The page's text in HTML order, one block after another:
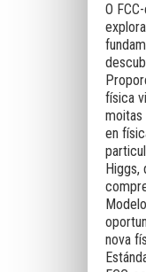
O
física
moitas
en
Higgs,
nova